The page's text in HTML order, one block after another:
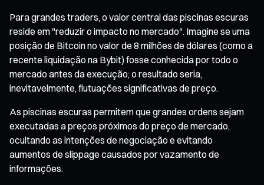
Para grandes traders, o valor central das piscinas escuras
reside em "reduzir o impacto no mercado". Imagine se uma
posição de Bitcoin no valor de 8 milhões de dólares (como a
recente liquidação na Bybit) fosse conhecida por todo o
mercado antes da execução; o resultado seria,
inevitavelmente, flutuações significativas de preço.
As piscinas escuras permitem que grandes ordens sejam
executadas a preços próximos do preço de mercado,
ocultando as intenções de negociação e evitando
aumentos de slippage causados por vazamento de
informações.